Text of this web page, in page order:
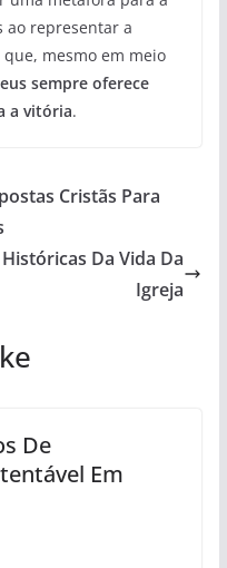
ao representar a
mesmo em meio
sempre oferece
a vitória.
Cristãs Para
Da Vida Da
Igreja
De
Em